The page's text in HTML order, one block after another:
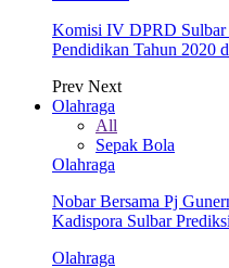
Komisi IV DPRD
Pendidikan Tahun 2020
Prev Next
Olahraga
All
Sepak Bola
Olahraga
Nobar Bersama Pj
Kadispora Sulbar
Olahraga